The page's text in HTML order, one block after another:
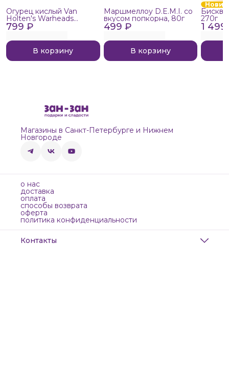
799 ₽
Огурец кислый Van
Holten's Warheads
Extreme Sour, 140г
В корзину
499 ₽
Маршмеллоу D.E.M.I. со
вкусом попкорна, 80г
В корзину
1
270г
Магазины в Санкт-Петербурге и Нижнем
Новгороде
о нас
доставка
оплата
способы возврата
оферта
политика конфиденциальности
Контакты